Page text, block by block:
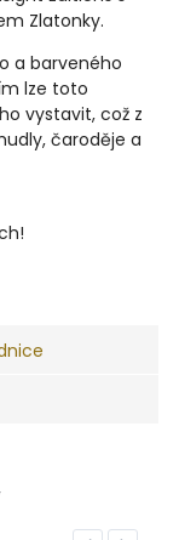
Zlatonky.
a barveného
lze toto
vystavit, což z
čaroděje a